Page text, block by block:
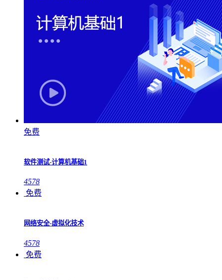
免费
软件测试-计算机基础1
4578
免费
网络安全-虚拟化技术
4578
免费